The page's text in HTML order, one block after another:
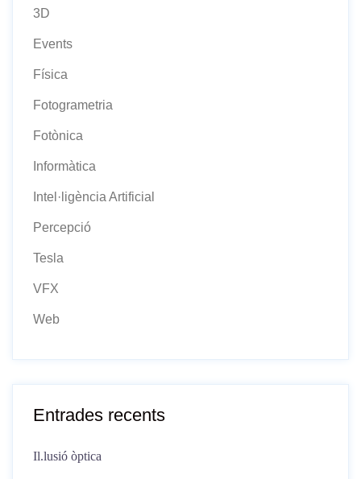
3D
Events
Física
Fotogrametria
Fotònica
Informàtica
Intel·ligència Artificial
Percepció
Tesla
VFX
Web
Entrades recents
Il.lusió òptica